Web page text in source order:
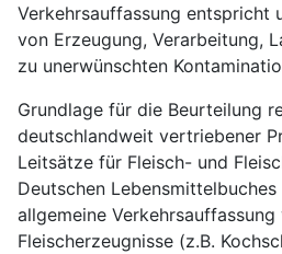
Verkehrsauffassung entspricht
von Erzeugung, Verarbeitung,
zu unerwünschten
Grundlage für die Beurteilung
deutschlandweit vertriebener
Leitsätze für Fleisch- und
Deutschen
allgemeine
Fleischerzeugnisse (z.B.